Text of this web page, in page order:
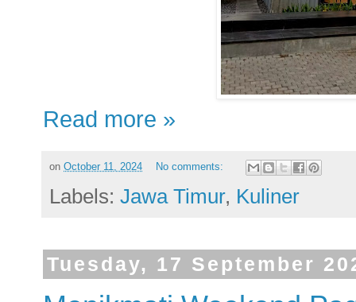
Read more »
on October 11, 2024 No comments:
Labels: Jawa Timur, Kuliner
Tuesday, 17 September